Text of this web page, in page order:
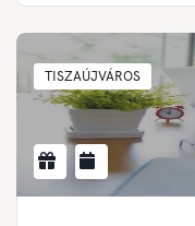
TISZAÚJVÁROS